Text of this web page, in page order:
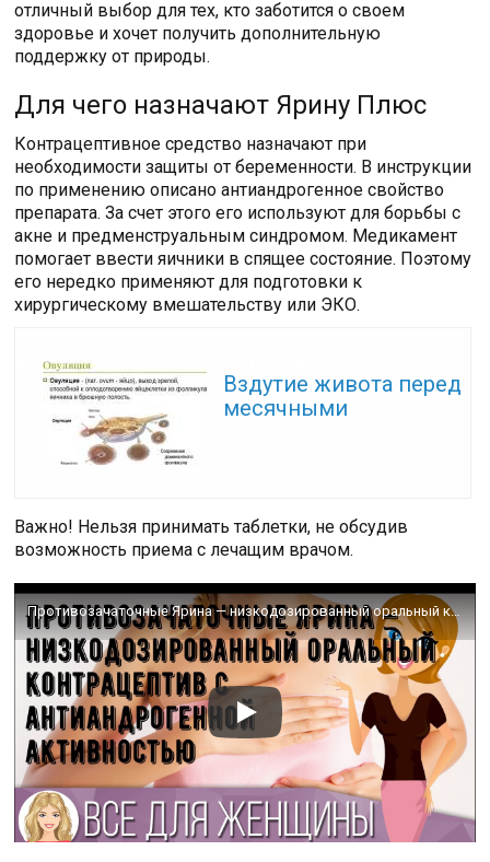
отличный выбор для тех, кто заботится о своем
здоровье и хочет получить дополнительную
поддержку от природы.
Для чего назначают Ярину Плюс
Контрацептивное средство назначают при
необходимости защиты от беременности. В инструкции
по применению описано антиандрогенное свойство
препарата. За счет этого его используют для борьбы с
акне и предменструальным синдромом. Медикамент
помогает ввести яичники в спящее состояние. Поэтому
его нередко применяют для подготовки к
хирургическому вмешательству или ЭКО.
Вздутие живота перед
месячными
Важно! Нельзя принимать таблетки, не обсудив
возможность приема с лечащим врачом.
Противозачаточные Ярина — низкодозированный оральный контрацептив с антиандрогенной активностью